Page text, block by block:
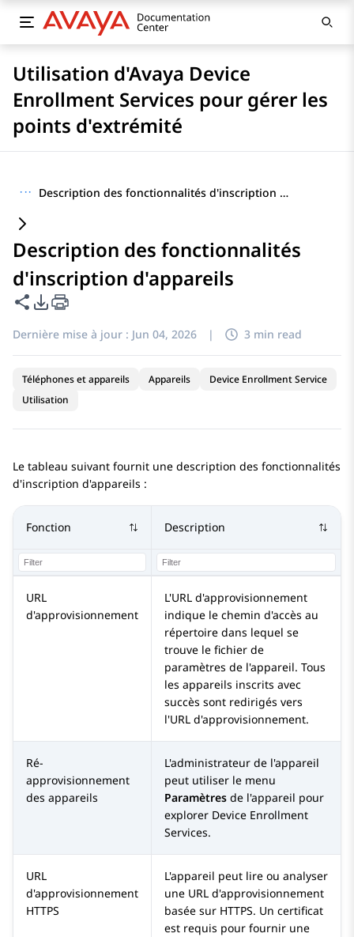
Utilisation d'Avaya Device
Enrollment Services pour gérer les
points d'extrémité
··· Description des fonctionnalités d'inscription d'appareils
Description des fonctionnalités
d'inscription d'appareils
Partager cette page
Options d'exportation PDF
Dernière mise à jour : Jun 04, 2026 | 3 min read
Téléphones et appareils Appareils
Device Enrollment Service
Utilisation
Le tableau suivant fournit une description des fonctionnalités
d'inscription d'appareils :
Fonction Description
URL
d'approvisionnement
L'URL d'approvisionnement
indique le chemin d'accès au
répertoire dans lequel se
trouve le fichier de
paramètres de l'appareil. Tous
les appareils inscrits avec
succès sont redirigés vers
l'URL d'approvisionnement.
Ré-
approvisionnement
des appareils
L'administrateur de l'appareil
peut utiliser le menu
Paramètres de l'appareil pour
explorer Device Enrollment
Services.
URL
d'approvisionnement
HTTPS
L'appareil peut lire ou analyser
une URL d'approvisionnement
basée sur HTTPS. Un certificat
est requis pour fournir une